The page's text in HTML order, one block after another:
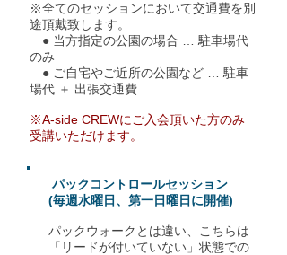
※全てのセッションにおいて交通費を別
途頂戴致します。
● 当方指定の公園の場合 … 駐車場代
のみ
● ご自宅やご近所の公園など … 駐車
場代 ＋ 出張交通費
※A-side CREWにご入会頂いた方のみ
受講いただけます。
パックコントロールセッション
(毎週水曜日、第一日曜日に開催)
パックウォークとは違い、こちらは
「リードが付いていない」状態での